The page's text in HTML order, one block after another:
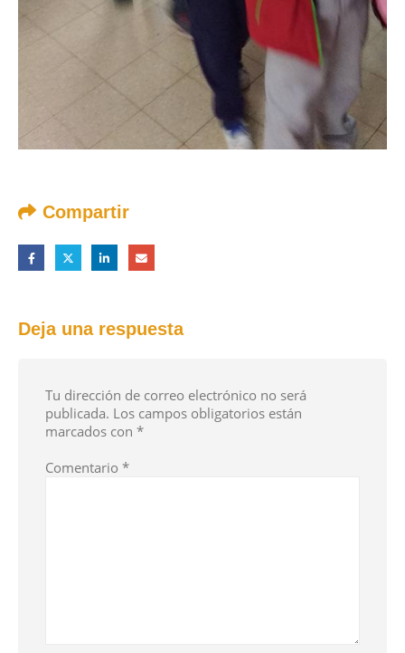
Compartir
Deja una respuesta
Tu dirección de correo electrónico no será
publicada. Los campos obligatorios están
marcados con *
Comentario *